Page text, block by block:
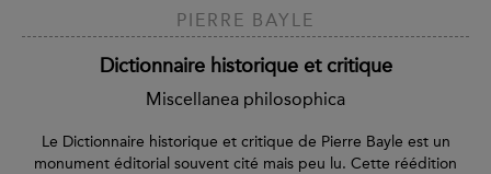
PIERRE BAYLE
Dictionnaire historique et critique
Miscellanea philosophica
Le Dictionnaire historique et critique de Pierre Bayle est un
monument éditorial souvent cité mais peu lu. Cette réédition